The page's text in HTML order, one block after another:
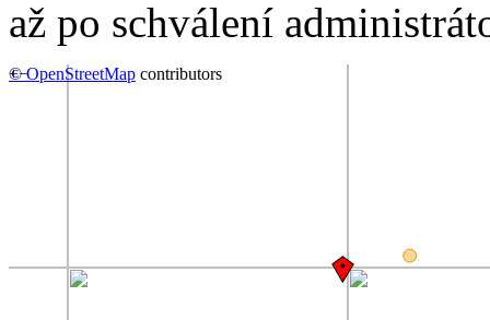
až po schválení
+−
©OpenStreetMap contributors